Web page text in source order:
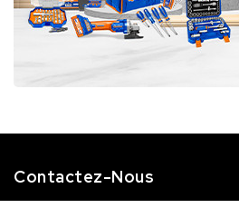
Contactez-Nous